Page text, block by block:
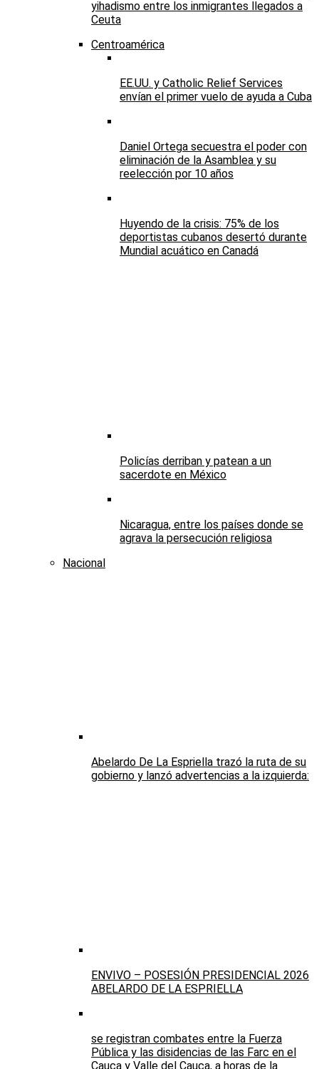
yihadismo entre los inmigrantes llegados a
Ceuta
Centroamérica
EE.UU. y Catholic Relief Services
envían el primer vuelo de ayuda a Cuba
Daniel Ortega secuestra el poder con
eliminación de la Asamblea y su
reelección por 10 años
Huyendo de la crisis: 75% de los
deportistas cubanos desertó durante
Mundial acuático en Canadá
Policías derriban y patean a un
sacerdote en México
Nicaragua, entre los países donde se
agrava la persecución religiosa
Nacional
Abelardo De La Espriella trazó la ruta de su
gobierno y lanzó advertencias a la izquierda:
ENVIVO – POSESIÓN PRESIDENCIAL 2026
ABELARDO DE LA ESPRIELLA
se registran combates entre la Fuerza
Pública y las disidencias de las Farc en el
Cauca y Valle del Cauca, a horas de la